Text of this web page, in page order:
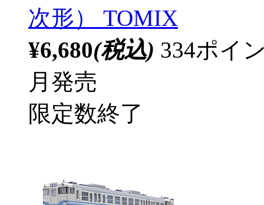
次形） TOMIX
¥6,680(税込) 334ポイ
月発売
限定数終了